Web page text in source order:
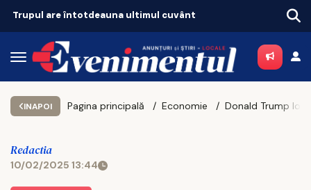
INAPOI Pagina principală Economie
Redactia
10/02/2025 13:44